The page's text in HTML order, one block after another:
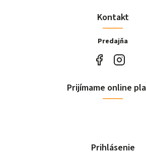
Kontakt
Predajňa
Prijímame online
Prihlásenie